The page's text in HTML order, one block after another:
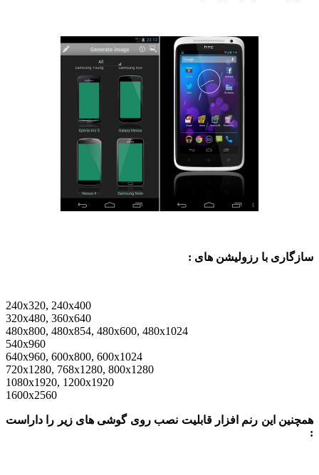
با رزولیشن های :
240x320, 240x400
320x480, 360x640
480x800, 480x854, 480x600, 480x1024
540x960
640x960, 600x800, 600x1024
720x1280, 768x1280, 800x1280
1080x1920, 1200x1920
1600x2560
این رنم افزار قابلیت نصب روی گوشی های زیر را داراست